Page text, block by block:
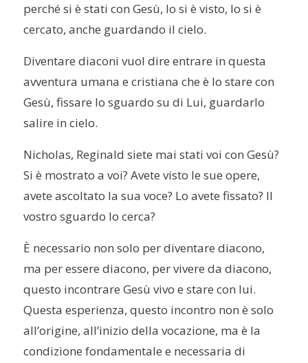
perché si è stati con Gesù, lo si è visto, lo si è
cercato, anche guardando il cielo.
Diventare diaconi vuol dire entrare in questa
avventura umana e cristiana che è lo stare con
Gesù, fissare lo sguardo su di Lui, guardarlo
salire in cielo.
Nicholas, Reginald siete mai stati voi con Gesù?
Si è mostrato a voi? Avete visto le sue opere,
avete ascoltato la sua voce? Lo avete fissato? Il
vostro sguardo lo cerca?
È necessario non solo per diventare diacono,
ma per essere diacono, per vivere da diacono,
questo incontrare Gesù vivo e stare con lui.
Questa esperienza, questo incontro non è solo
all’origine, all’inizio della vocazione, ma è la
condizione fondamentale e necessaria di